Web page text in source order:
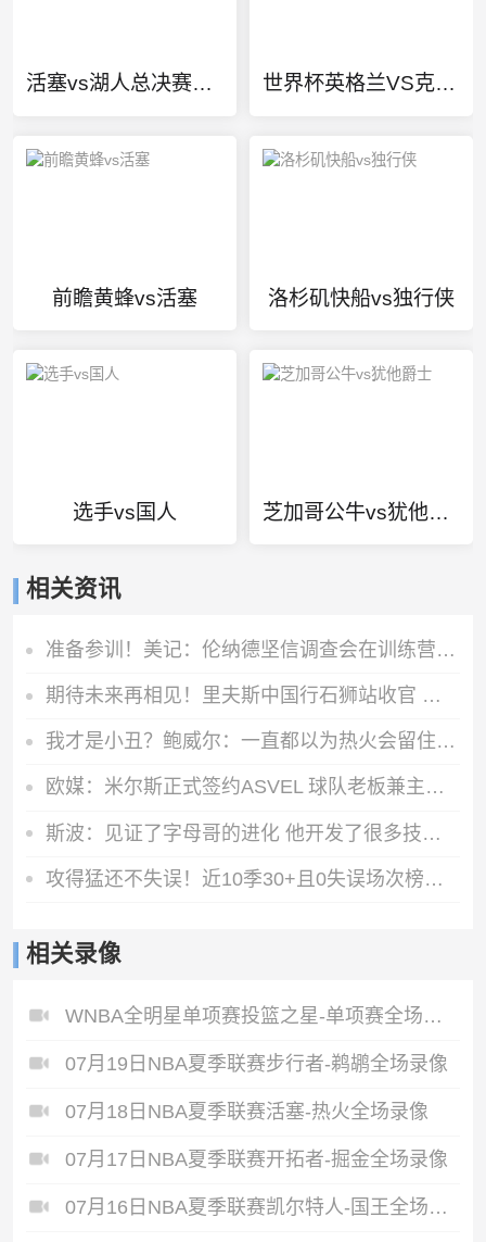
活塞vs湖人总决赛录像 世界杯英格兰VS克罗地亚直播
前瞻黄蜂vs活塞 洛杉矶快船vs独行侠
选手vs国人 芝加哥公牛vs犹他爵士
相关资讯
准备参训！美记：伦纳德坚信调查会在训练营开始前结束
期待未来再相见！里夫斯中国行石狮站收官 嘉年华与球迷互动
我才是小丑？鲍威尔：一直都以为热火会留住我 让我和字母哥搭档
欧媒：米尔斯正式签约ASVEL 球队老板兼主帅为托尼·帕克
斯波：见证了字母哥的进化 他开发了很多技巧但他还有上升空间
攻得猛还不失误！近10季30+且0失误场次榜：SGA领跑 浓眉第二
相关录像
WNBA全明星单项赛投篮之星-单项赛全场录像
07月19日NBA夏季联赛步行者-鹈鹕全场录像
07月18日NBA夏季联赛活塞-热火全场录像
07月17日NBA夏季联赛开拓者-掘金全场录像
07月16日NBA夏季联赛凯尔特人-国王全场录像